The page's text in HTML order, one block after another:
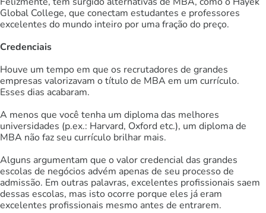
Global College, que conectam estudantes e professores
excelentes do mundo inteiro por uma fração do preço.
Credenciais
Houve um tempo em que os recrutadores de grandes
empresas valorizavam o título de MBA em um currículo.
Esses dias acabaram.
A menos que você tenha um diploma das melhores
universidades (p.ex.: Harvard, Oxford etc.), um diploma de
MBA não faz seu currículo brilhar mais.
Alguns argumentam que o valor credencial das grandes
escolas de negócios advém apenas de seu processo de
admissão. Em outras palavras, excelentes profissionais saem
dessas escolas, mas isto ocorre porque eles já eram
excelentes profissionais mesmo antes de entrarem.